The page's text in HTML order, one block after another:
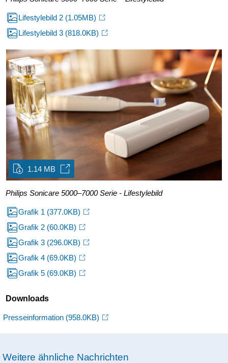
Lifestylebild 2 (1.05MB)
Lifestylebild 3 (818.0KB)
1.14 MB
Philips Sonicare 5000–7000 Serie - Lifestylebild
Grafik 1 (377.0KB)
Grafik 2 (60.0KB)
Grafik 3 (296.0KB)
Grafik 4 (69.0KB)
Grafik 5 (69.0KB)
Downloads
Presseinformation (958.0KB)
Weitere ähnliche Nachrichten